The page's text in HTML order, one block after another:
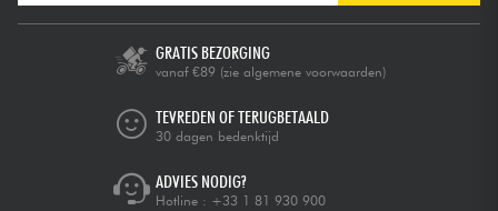
GRATIS BEZORGING
vanaf €89 (zie algemene voorwaarden)
TEVREDEN OF TERUGBETAALD
30 dagen bedenktijd
ADVIES NODIG?
Hotline : +33 1 81 930 900